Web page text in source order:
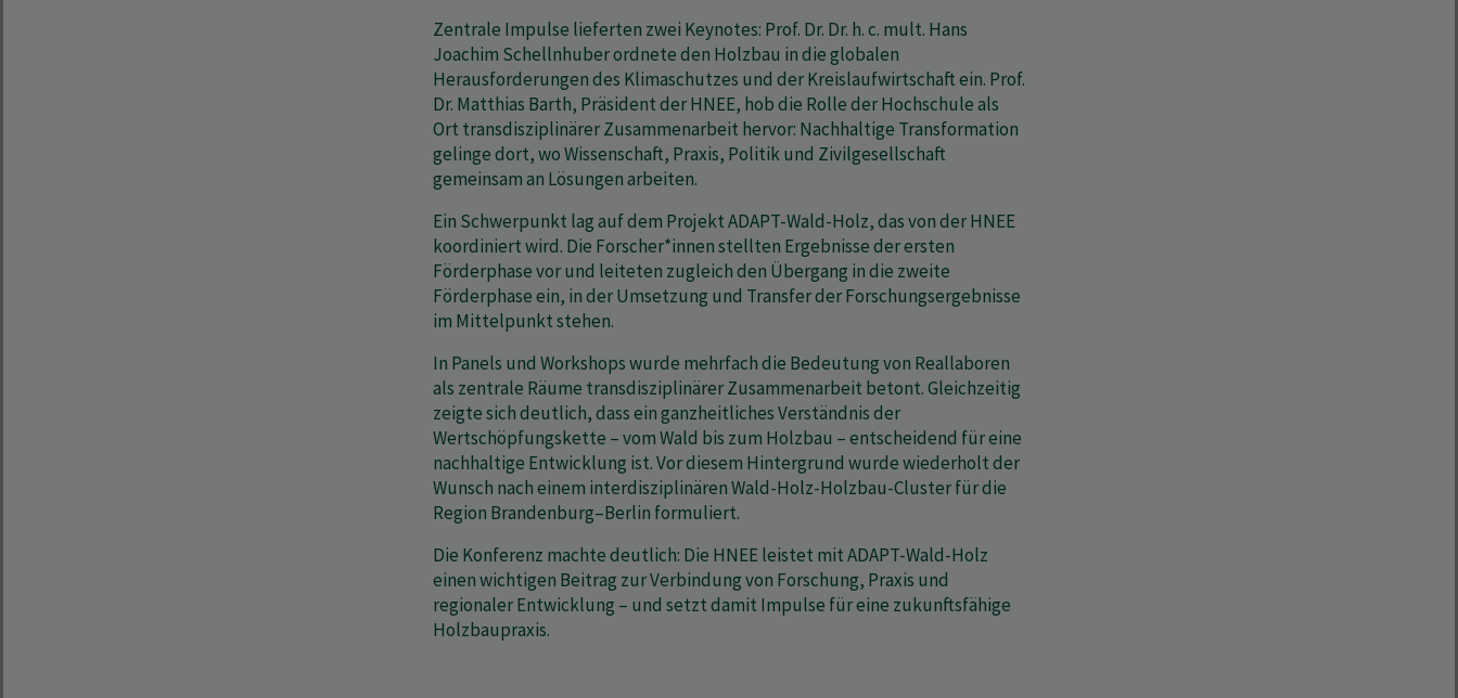
Zentrale Impulse lieferten zwei Keynotes: Prof. Dr. Dr. h. c. mult. Hans
Joachim Schellnhuber ordnete den Holzbau in die globalen
Herausforderungen des Klimaschutzes und der Kreislaufwirtschaft ein. Prof.
Dr. Matthias Barth, Präsident der HNEE, hob die Rolle der Hochschule als
Ort transdisziplinärer Zusammenarbeit hervor: Nachhaltige Transformation
gelinge dort, wo Wissenschaft, Praxis, Politik und Zivilgesellschaft
gemeinsam an Lösungen arbeiten.
Ein Schwerpunkt lag auf dem Projekt ADAPT-Wald-Holz, das von der HNEE
koordiniert wird. Die Forscher*innen stellten Ergebnisse der ersten
Förderphase vor und leiteten zugleich den Übergang in die zweite
Förderphase ein, in der Umsetzung und Transfer der Forschungsergebnisse
im Mittelpunkt stehen.
In Panels und Workshops wurde mehrfach die Bedeutung von Reallaboren
als zentrale Räume transdisziplinärer Zusammenarbeit betont. Gleichzeitig
zeigte sich deutlich, dass ein ganzheitliches Verständnis der
Wertschöpfungskette – vom Wald bis zum Holzbau – entscheidend für eine
nachhaltige Entwicklung ist. Vor diesem Hintergrund wurde wiederholt der
Wunsch nach einem interdisziplinären Wald-Holz-Holzbau-Cluster für die
Region Brandenburg–Berlin formuliert.
Die Konferenz machte deutlich: Die HNEE leistet mit ADAPT-Wald-Holz
einen wichtigen Beitrag zur Verbindung von Forschung, Praxis und
regionaler Entwicklung – und setzt damit Impulse für eine zukunftsfähige
Holzbaupraxis.